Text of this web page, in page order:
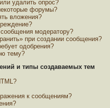
удалить опрос?
форумы?
вложения?
модератору?
при создании сообщения?
одобрения?
тему?
и типы создаваемых тем
к сообщениям?